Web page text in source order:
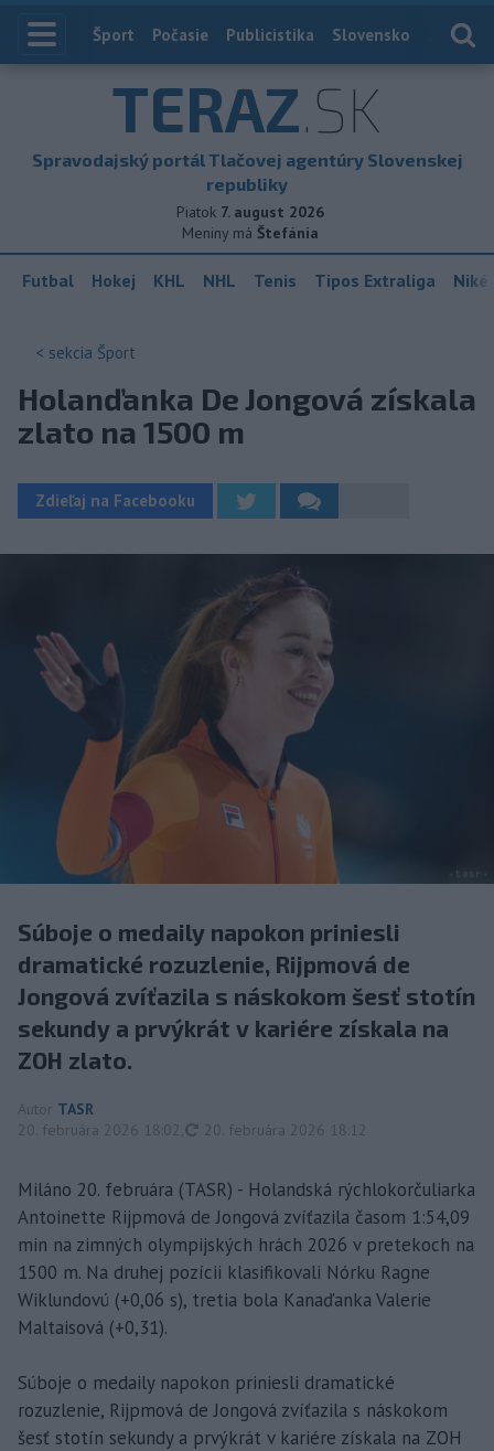
Index
Šport Počasie Publicistika Slovensko
TERAZ.SK
Spravodajský portál Tlačovej agentúry Slovenskej
republiky
Piatok 7. august 2026
Meniny má Štefánia
Futbal Hokej KHL NHL Tenis Tipos Extraliga
< sekcia Šport
Holanďanka De Jongová získala
zlato na 1500 m
Zdieľaj na Facebooku
Súboje o medaily napokon priniesli
dramatické rozuzlenie, Rijpmová de
Jongová zvíťazila s náskokom šesť stotín
sekundy a prvýkrát v kariére získala na
ZOH zlato.
Autor TASR
20. februára 2026 18:02
aktualizované
20. februára 2026 18:12
Miláno 20. februára (TASR) - Holandská rýchlokorčuliarka
Antoinette Rijpmová de Jongová zvíťazila časom 1:54,09
min na zimných olympijských hrách 2026 v pretekoch na
1500 m. Na druhej pozícii klasifikovali Nórku Ragne
Wiklundovú (+0,06 s), tretia bola Kanaďanka Valerie
Maltaisová (+0,31).
Súboje o medaily napokon priniesli dramatické
rozuzlenie, Rijpmová de Jongová zvíťazila s náskokom
šesť stotín sekundy a prvýkrát v kariére získala na ZOH